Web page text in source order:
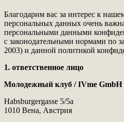
Благодарим вас за интерес к
персональных данных очень
персональными данными
с законодательными нормами по
2003) и данной политикой
1. ответственное лицо
Молодежный клуб / IVme GmbH
Habsburgergasse 5/5a
1010 Вена, Австрия